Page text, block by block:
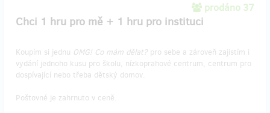
prodáno 37
Chci 1 hru pro mě + 1 hru pro instituci
Koupím si jednu OMG! Co mám dělat? pro sebe a zároveň zajistím i
vydání jednoho kusu pro školu, nízkoprahové centrum, centrum pro
dospívající nebo třeba dětský domov.
Poštovné je zahrnuto v ceně.